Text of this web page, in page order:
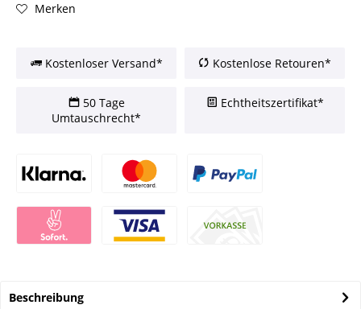
Merken
Kostenloser Versand* Kostenlose Retouren*
50 Tage
Umtauschrecht*
Echtheitszertifikat*
Beschreibung